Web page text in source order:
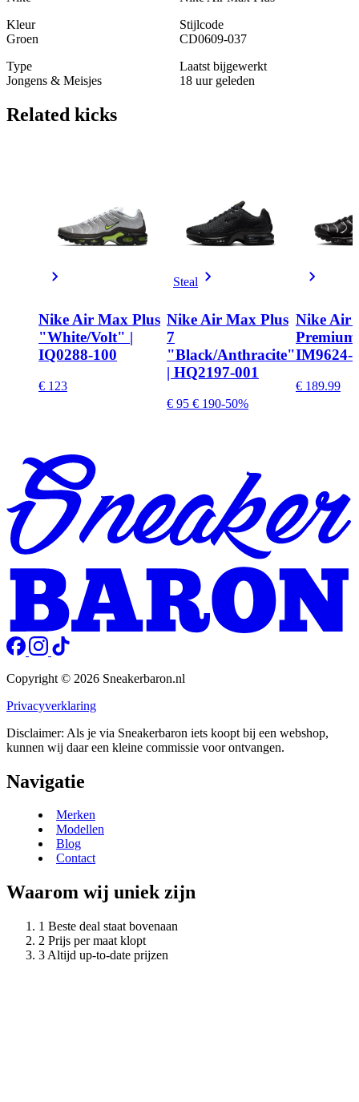
Kleur
Groen
Stijlcode
CD0609-037
Type
Jongens & Meisjes
Laatst bijgewerkt
18 uur geleden
Related kicks
Nike Air Max Plus
"White/Volt" |
IQ0288-100
€ 123
Steal
Nike Air Max Plus
7
"Black/Anthracite"
| HQ2197-001
€ 95 € 190-50%
Nike Air
IM9624-
€ 189.99
Copyright © 2026 Sneakerbaron.nl
Privacyverklaring
Disclaimer: Als je via Sneakerbaron iets koopt bij een webshop,
kunnen wij daar een kleine commissie voor ontvangen.
Navigatie
Merken
Modellen
Blog
Contact
Waarom wij uniek zijn
Beste deal staat bovenaan
Prijs per maat klopt
Altijd up-to-date prijzen